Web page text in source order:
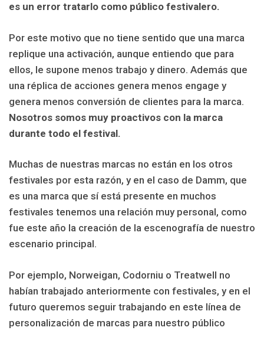
es un error tratarlo como público festivalero.
Por este motivo que no tiene sentido que una marca
replique una activación, aunque entiendo que para
ellos, le supone menos trabajo y dinero. Además que
una réplica de acciones genera menos engage y
genera menos conversión de clientes para la marca.
Nosotros somos muy proactivos con la marca
durante todo el festival.
Muchas de nuestras marcas no están en los otros
festivales por esta razón, y en el caso de Damm, que
es una marca que sí está presente en muchos
festivales tenemos una relación muy personal, como
fue este año la creación de la escenografía de nuestro
escenario principal.
Por ejemplo, Norweigan, Codorniu o Treatwell no
habían trabajado anteriormente con festivales, y en el
futuro queremos seguir trabajando en este línea de
personalización de marcas para nuestro público